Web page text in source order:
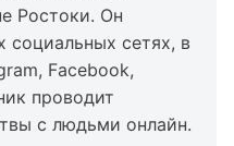
Ростоки. Он
социальных сетях, в
Facebook,
проводит
с людьми онлайн.